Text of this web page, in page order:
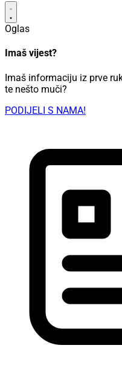
Oglas
Imaš vijest?
Imaš informaciju iz prve
te nešto muči?
PODIJELI S NAMA!